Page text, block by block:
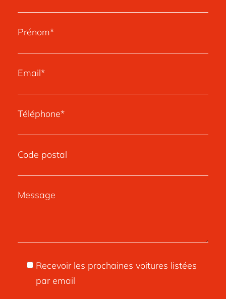
Prénom*
Email*
Téléphone*
Code postal
Message
Recevoir les prochaines voitures listées
par email